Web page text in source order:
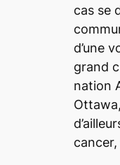
cas se
d’une
grand
nation